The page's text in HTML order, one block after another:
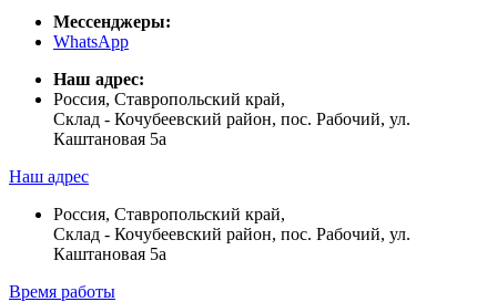
Мессенджеры:
WhatsApp
Наш адрес:
Россия, Ставропольский край,
Склад - Кочубеевский район, пос. Рабочий, ул.
Каштановая 5а
Наш адрес
Россия, Ставропольский край,
Склад - Кочубеевский район, пос. Рабочий, ул.
Каштановая 5а
Время работы